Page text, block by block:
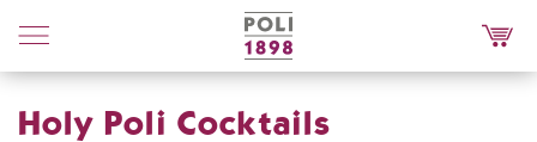
Poli
Distillerie
Holy Poli Cocktails